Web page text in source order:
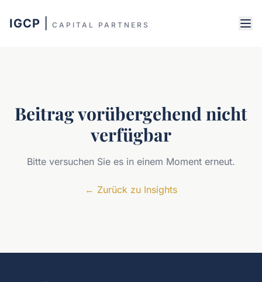
IGCP CAPITAL PARTNERS
Beitrag vorübergehend nicht
verfügbar
Bitte versuchen Sie es in einem Moment erneut.
← Zurück zu Insights